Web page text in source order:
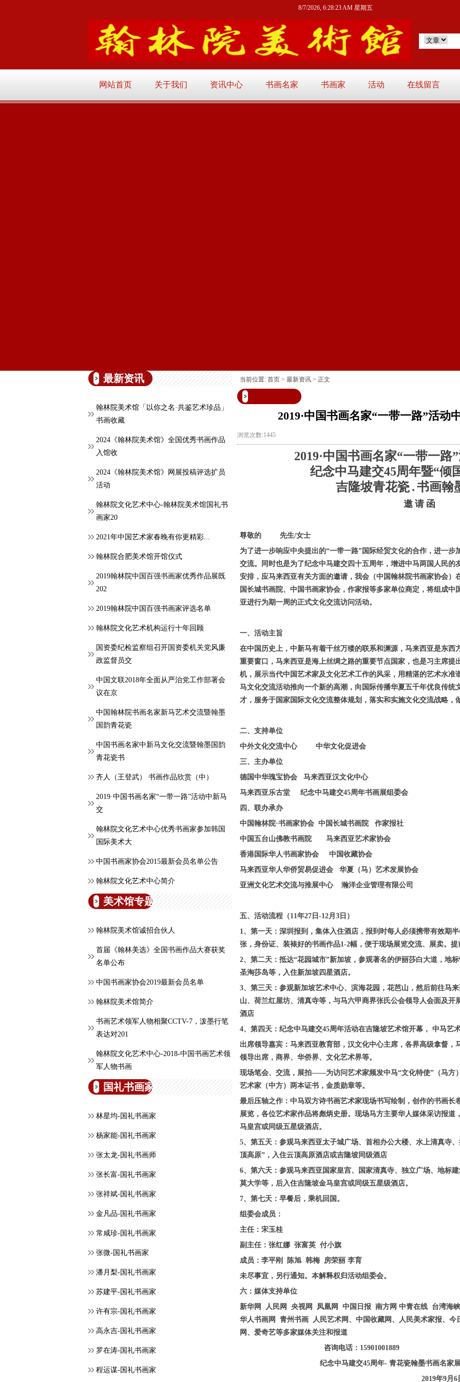
网站首页 关于我们 资讯中心 书画名家 书画家 活动 在线留言
8/7/2026, 6:28:24 AM 星期五
最新资讯
翰林院美术馆「以你之名·共鉴艺术珍品」
书画收藏
2024《翰林院美术馆》全国优秀书画作品
入馆收
2024《翰林院美术馆》网展投稿评选扩员
活动
翰林院文化艺术中心-翰林院美术馆国礼书
画家20
2021年中国艺术家春晚有你更精彩...
翰林院合肥美术馆开馆仪式
2019翰林院中国百强书画家优秀作品展既
202
2019翰林院中国百强书画家评选名单
翰林院文化艺术机构运行十年回顾
国资委纪检监察组召开国资委机关党风廉
政监督员交
中国文联2018年全面从严治党工作部署会
议在京
中国翰林院书画名家新马艺术交流暨翰墨
国韵青花瓷
中国书画名家中新马文化交流暨翰墨国韵
青花瓷书
齐人（王登武） 书画作品欣赏（中）
2019·中国书画名家“一带一路”活动中新马
交
翰林院文化艺术中心优秀书画家参加韩国
国际美术大
中国书画家协会2015最新会员名单公告
翰林院文化艺术中心简介
美术馆专题
翰林院美术馆诚招合伙人
首届《翰林美选》全国书画作品大赛获奖
名单公布
中国书画家协会2019最新会员名单
翰林院美术馆简介
书画艺术领军人物相聚CCTV-7，泼墨行笔
表达对201
翰林院文化艺术中心-2018-中国书画艺术领
军人物书画
国礼书画家
林星均-国礼书画家
杨家能-国礼书画家
张太龙-国礼书画师
张长富-国礼书画家
张祥斌-国礼书画家
金凡品-国礼书画家
常咸珍-国礼书画家
张微-国礼书画家
潘月梨-国礼书画家
苏建平-国礼书画家
许有宗-国礼书画家
高永吉-国礼书画家
罗在涛-国礼书画家
程运谋-国礼书画家
当前位置: 首页 > 最新资讯 > 正文
2019·中国书画名家“一带一路”活动
浏览次数:1445
2019·中国书画名家“一带一路
纪念中马建交45周年暨“倾
吉隆坡青花瓷.书画翰
邀 请 函
尊敬的 先生/女士
为了进一步响应中央提出的“一带一路”国际经贸文化的合作，进一
交流。同时也是为了纪念中马建交四十五周年，增进中马两国人民的
安排，应马来西亚有关方面的邀请，我会（中国翰林院书画家协会）
国长城书画院、中国书画家协会，作家报等多家单位商定，将组成中
亚进行为期一周的正式文化交流访问活动。
一、活动主旨
在中国历史上，中新马有着千丝万缕的联系和渊源，马来西亚是东西
重要窗口，马来西亚是海上丝绸之路的重要节点国家，也是习主席提
机，展示当代中国艺术家及文化艺术工作的风采，用精湛的艺术水准
马文化交流活动推向一个新的高潮，向国际传播华夏五千年优良传统
才，服务于国家国际文化交流整体规划，落实和实施文化交流战略，
二、支持单位
中外文化交流中心 中华文化促进会
三、主办单位
德国中华瑰宝协会 马来西亚汉文化中心
马来西亚乐古堂 纪念中马建交45周年书画展组委会
四、联办承办
中国翰林院·书画家协会 中国长城书画院 作家报社
中国五台山佛教书画院 马来西亚艺术家协会
香港国际华人书画家协会 中国收藏协会
马来西亚华人华侨贸易促进会 华夏（马）艺术发展协会
亚洲文化艺术交流与推展中心 瀚洋企业管理有限公司
五、活动流程（11年27日-12月3日）
1、第一天：深圳报到，集体入住酒店，报到时每人必须携带有效期
张，身份证、装裱好的书画作品1-2幅，便于现场展览交流、展卖。提
2、第二天：抵达“花园城市”新加坡，参观著名的伊丽莎白大道，地
圣淘莎岛等，入住新加坡四星酒店。
3、第三天：参观新加坡艺术中心、滨海花园，花芭山，然后前往马
山、荷兰红屋坊、清真寺等，与马六甲商界张氏公会领导人会面及
酒店
4、第四天：纪念中马建交45周年活动在吉隆坡艺术馆开幕， 中马艺
出席领导嘉宾：马来西亚教育部，汉文化中心主席，各界高级拿督
领导出席，商界、华侨界、文化艺术界等。
现场笔会、交流，展拍——为访问艺术家频发中马“文化特使”（马方
艺术家（中方）两本证书，金质勋章等。
最后压轴之作：中马双方诗书画艺术家现场书写绘制，创作的书画长
展览，各位艺术家作品将彪炳史册。现场马方主要华人媒体采访报道
马皇宫或同级五星级酒店。
5、第五天：参观马来西亚太子城广场、首相办公大楼、水上清真寺
顶高原”，入住云顶高原酒店或吉隆坡同级酒店
6、第六天：参观马来西亚国家皇宫、国家清真寺、独立广场、地标
莫大学等，后入住吉隆坡金马皇宫或同级五星级酒店。
7、第七天：早餐后，乘机回国。
组委会成员：
主任：宋玉桂
副主任：张红娜 张富英 付小旗
成员：李平刚
陈旭 韩梅 房荣丽 李育
未尽事宜，另行通知。本解释权归活动组委会。
六：媒体支持单位
新华网 人民网 央视网 凤凰网 中国日报 南方网 中青在线 台湾海
华人书画网 青州书画 人民艺术网、中国收藏网、人民美术家报、今
网、爱奇艺等多家媒体关注和报道
咨询电话：15901001889
纪念中马建交45周年- 青花瓷翰墨书画名家
2019年9月6